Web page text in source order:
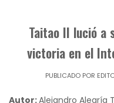
Taitao II lució a
victoria en el
PUBLICADO POR
Autor:Alejandro Alegría